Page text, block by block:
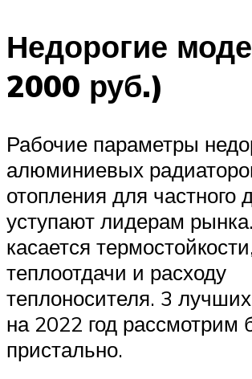
Недорогие
2000 руб.)
Рабочие параметры
алюминиевых
отопления для частного
уступают лидерам
касается
теплоотдачи и расходу
теплоносителя. 3
на 2022 год рассмотрим
пристально.